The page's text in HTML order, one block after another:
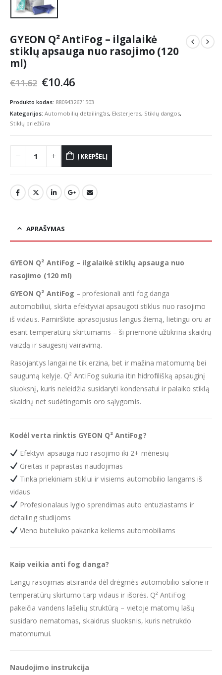
GYEON Q² AntiFog – ilgalaikė
stiklų apsauga nuo rasojimo (120
ml)
€11.62 Original
was:
€11.62.
€10.46Current
is:
€10.46.
Produkto kodas: 8809432671503
Kategorijos: Automobilių detailing'as, Eksterjeras, Stiklų dangos,
Stiklų priežiūra
Į KREPŠELĮ
APRAŠYMAS
GYEON Q² AntiFog – ilgalaikė stiklų apsauga nuo
rasojimo (120 ml)
GYEON Q² AntiFog – profesionali anti fog danga
automobiliui, skirta efektyviai apsaugoti stiklus nuo rasojimo
iš vidaus. Pamirškite aprasojusius langus žiemą, lietingu oru ar
esant temperatūrų skirtumams – ši priemonė užtikrina skaidrų
vaizdą ir saugesnį vairavimą.
Rasojantys langai ne tik erzina, bet ir mažina matomumą bei
saugumą kelyje. Q² AntiFog sukuria itin hidrofilišką apsauginį
sluoksnį, kuris neleidžia susidaryti kondensatui ir palaiko stiklą
skaidrų net sudėtingomis oro sąlygomis.
Kodėl verta rinktis GYEON Q² AntiFog?
Efektyvi apsauga nuo rasojimo iki 2+ mėnesių
Greitas ir paprastas naudojimas
Tinka priekiniam stiklui ir visiems automobilio langams iš
vidaus
Profesionalaus lygio sprendimas auto entuziastams ir
detailing studijoms
Vieno buteliuko pakanka keliems automobiliams
Kaip veikia anti fog danga?
Langų rasojimas atsiranda dėl drėgmės automobilio salone ir
temperatūrų skirtumo tarp vidaus ir išorės. Q² AntiFog
pakeičia vandens lašelių struktūrą – vietoje matomų lašų
susidaro nematomas, skaidrus sluoksnis, kuris netrukdo
matomumui.
Naudojimo instrukcija